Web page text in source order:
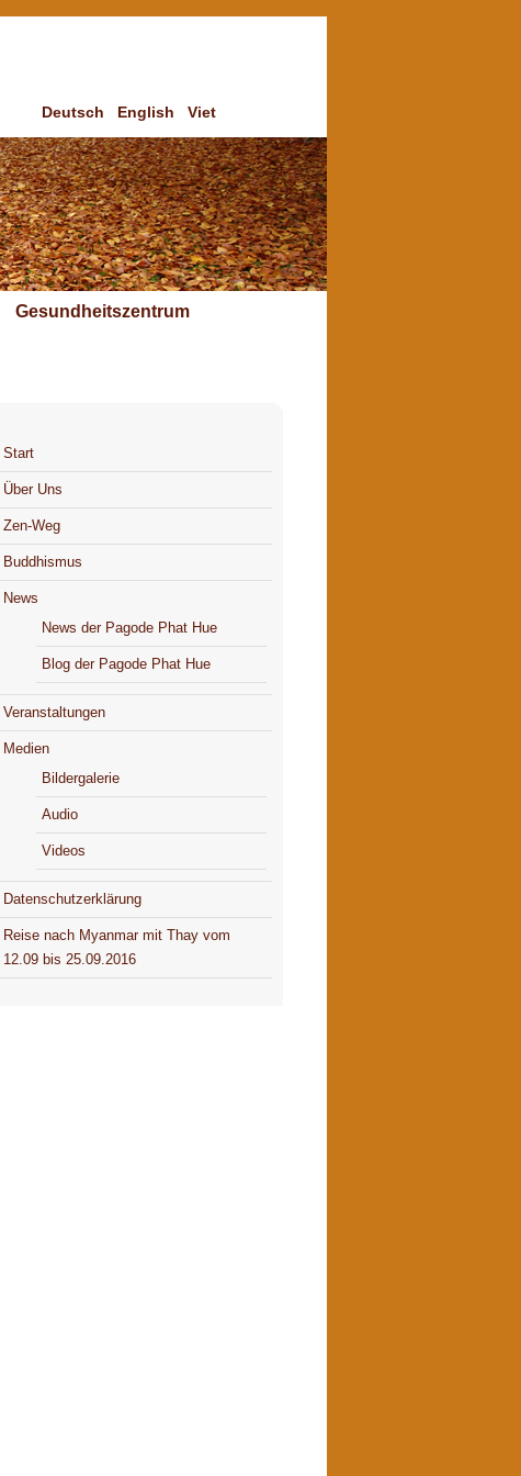
Gesundheitszentrum
Deutsch English Viet
Start
Über Uns
Zen-Weg
Buddhismus
News
News der Pagode Phat Hue
Blog der Pagode Phat Hue
Veranstaltungen
Medien
Bildergalerie
Audio
Videos
Datenschutzerklärung
Reise nach Myanmar mit Thay vom
12.09 bis 25.09.2016